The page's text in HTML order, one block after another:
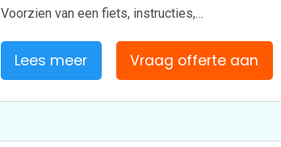
Voorzien van een fiets, instructies,…
Lees meer Vraag offerte aan